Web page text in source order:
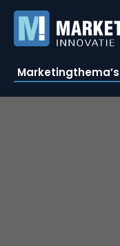
Marketingthema’s